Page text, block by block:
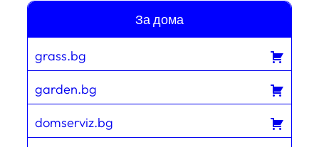
За дома
grass.bg
garden.bg
domserviz.bg